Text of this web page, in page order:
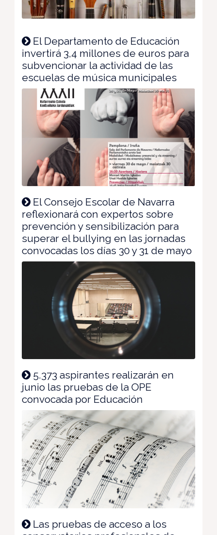
El Departamento de Educación
invertirá 3,4 millones de euros para
subvencionar la actividad de las
escuelas de música municipales
El Consejo Escolar de Navarra
reflexionará con expertos sobre
prevención y sensibilización para
superar el bullying en las jornadas
convocadas los días 30 y 31 de mayo
5.373 aspirantes realizarán en
junio las pruebas de la OPE
convocada por Educación
Las pruebas de acceso a los